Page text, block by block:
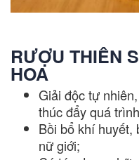
RƯỢU THIÊN
HOA
Giải độc tự
thúc đẩy quá
Bồi bổ khí huyết,
nữ giới;